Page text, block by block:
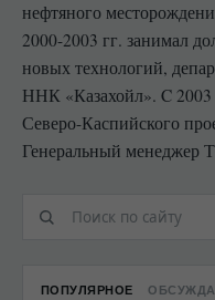
нефтяного
2000-2003 гг. занимал
новых технологий,
ННК «Казахойл». C 2003
Северо-Каспийского
Генеральный менеджер
ПОПУЛЯРНОЕ